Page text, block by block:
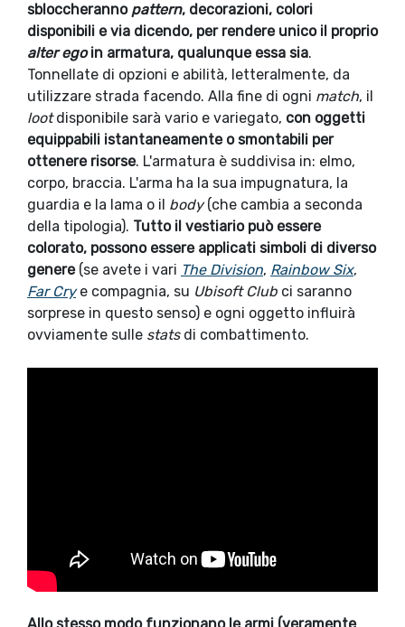
sbloccheranno pattern, decorazioni, colori
disponibili e via dicendo, per rendere unico il proprio
alter egoin armatura, qualunque essa sia.
Tonnellate di opzioni e abilità, letteralmente, da
utilizzare strada facendo. Alla fine di ogni match, il
lootdisponibile sarà vario e variegato, con oggetti
equippabili istantaneamente o smontabili per
ottenere risorse. L'armatura è suddivisa in: elmo,
corpo, braccia. L'arma ha la sua impugnatura, la
guardia e la lama o il body(che cambia a seconda
della tipologia). Tutto il vestiario può essere
colorato, possono essere applicati simboli di diverso
genere(se avete i vari The Division, Rainbow Six,
Far Cry e compagnia, su Ubisoft Club ci saranno
sorprese in questo senso) e ogni oggetto influirà
ovviamente sulle statsdi combattimento.